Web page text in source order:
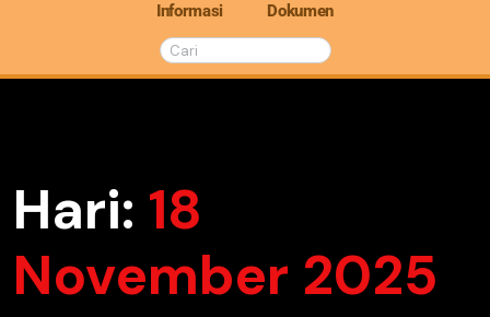
Informasi
Dokumen
Hari: 18
November 2025